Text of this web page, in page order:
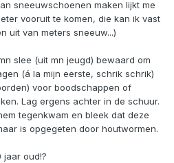
sneeuwschoenen maken lijkt me
vooruit te komen, die kan ik vast
uit van meters sneeuw...)
slee (uit mn jeugd) bewaard om
(á la mijn eerste, schrik schrik)
voor boodschappen of
Lag ergens achter in de schuur.
tegenkwam en bleek dat deze
is opgegeten door houtwormen.
jaar oud!?